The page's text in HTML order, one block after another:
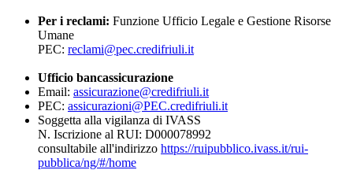
Per i reclami: Funzione Ufficio Legale e Gestione Risorse
Umane
PEC: reclami@pec.credifriuli.it
Ufficio bancassicurazione
Email: assicurazione@credifriuli.it
PEC: assicurazioni@PEC.credifriuli.it
Soggetta alla vigilanza di IVASS
N. Iscrizione al RUI: D000078992
consultabile all'indirizzo https://ruipubblico.ivass.it/rui-
pubblica/ng/#/home